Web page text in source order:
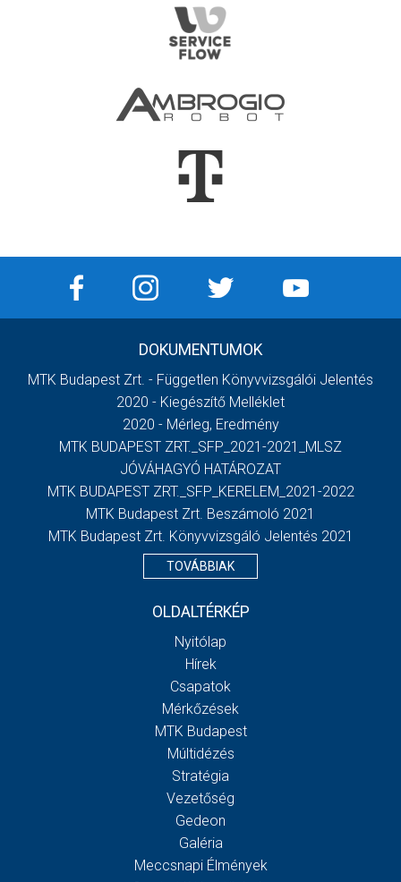
DOKUMENTUMOK
MTK Budapest Zrt. - Független Könyvvizsgálói Jelentés
2020 - Kiegészítő Melléklet
2020 - Mérleg, Eredmény
MTK BUDAPEST ZRT._SFP_2021-2021_MLSZ
JÓVÁHAGYÓ HATÁROZAT
MTK BUDAPEST ZRT._SFP_KERELEM_2021-2022
MTK Budapest Zrt. Beszámoló 2021
MTK Budapest Zrt. Könyvvizsgáló Jelentés 2021
TOVÁBBIAK
OLDALTÉRKÉP
Nyitólap
Hírek
Csapatok
Mérkőzések
MTK Budapest
Múltidézés
Stratégia
Vezetőség
Gedeon
Galéria
Meccsnapi Élmények